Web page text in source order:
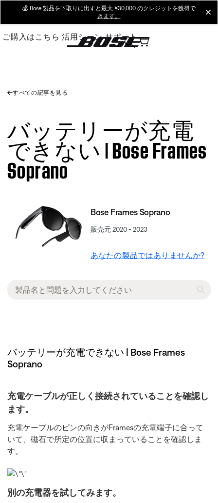
Main
💰 Bose 製品を下取りに出すと最大 ¥30,000 のクレジットを獲得で
きます。
ご購入はこちら 活用シーン サポート
すべての記事を見る
バッテリーが充電
できない | Bose Frames
Soprano
Bose Frames Soprano
販売元 2020 - 2023
あなたの製品ではありませんか?
バッテリーが充電できない | Bose Frames
Soprano
充電ケーブルが正しく接続されていることを確認し
ます。
充電ケーブルのピンの向きがFramesの充電端子に合って
いて、磁石で所定の位置に収まっていることを確認しま
す。
別の充電器を試してみます。